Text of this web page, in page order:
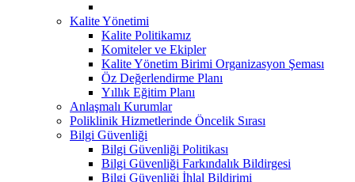
Kalite Yönetimi
Kalite Politikamız
Komiteler ve Ekipler
Kalite Yönetim Birimi Organizasyon Şeması
Öz Değerlendirme Planı
Yıllık Eğitim Planı
Anlaşmalı Kurumlar
Poliklinik Hizmetlerinde Öncelik Sırası
Bilgi Güvenliği
Bilgi Güvenliği Politikası
Bilgi Güvenliği Farkındalık Bildirgesi
Bilgi Güvenliği İhlal Bildirimi